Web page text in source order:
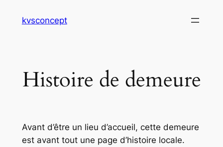
kvsconcept
Histoire de demeure
Avant d’être un lieu d’accueil, cette demeure
est avant tout une page d’histoire locale.